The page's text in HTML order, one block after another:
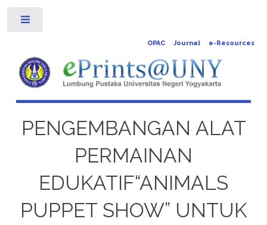
OPAC Journal e-Resources
PENGEMBANGAN ALAT
PERMAINAN
EDUKATIF“ANIMALS
PUPPET SHOW” UNTUK